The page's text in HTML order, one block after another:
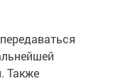
Также